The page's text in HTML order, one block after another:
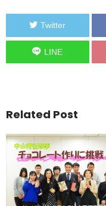
Twitter
LINE
Related Post